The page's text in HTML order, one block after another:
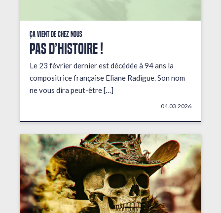
Ça vient de chez nous
PAS D’HISTOIRE !
Le 23 février dernier est décédée à 94 ans la
compositrice française Eliane Radigue. Son nom
ne vous dira peut-être […]
04.03.2026